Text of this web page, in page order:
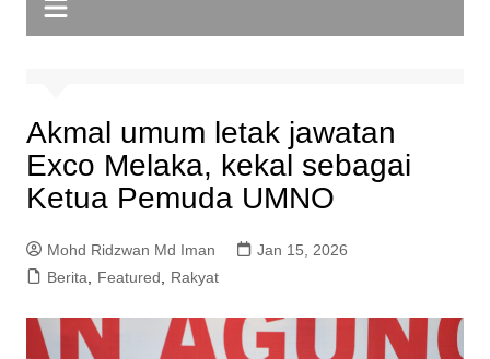
Akmal umum letak jawatan
Exco Melaka, kekal sebagai
Ketua Pemuda UMNO
Mohd Ridzwan Md Iman
Jan 15, 2026
Berita, Featured, Rakyat